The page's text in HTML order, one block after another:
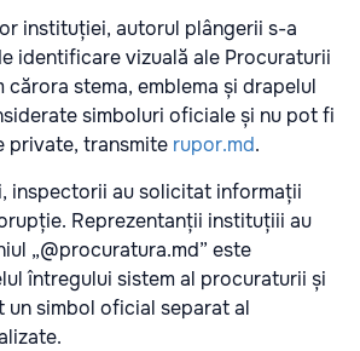
instituției, autorul plângerii s-a
identificare vizuală ale Procuraturii
cărora stema, emblema și drapelul
simboluri oficiale și nu pot fi
private, transmite rupor.md.
inspectorii au solicitat informații
Reprezentanții instituțiii au
„@procuratura.md” este
întregului sistem al procuraturii și
un simbol oficial separat al